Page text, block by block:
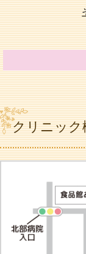
クリニック